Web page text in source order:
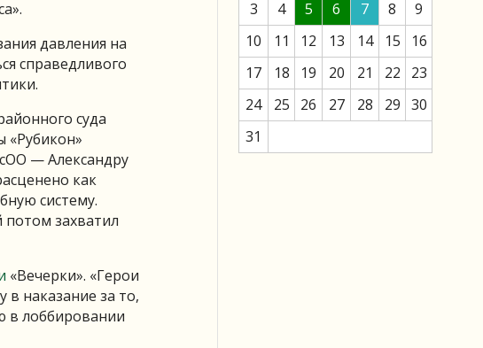
давления на
справедливого
суда
— Александру
как
систему.
захватил
«Вечерки». «Герои
в наказание за то,
в лоббировании
3
4 5 6 7 8
9
10
11 12 13 14 15
16
17
18 19 20 21 22
23
24
25 26 27 28 29 30
31